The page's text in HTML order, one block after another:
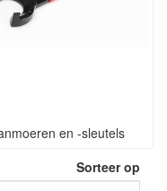
de standtijd behoorlijk
als de
en -sleutels
Sorteer op